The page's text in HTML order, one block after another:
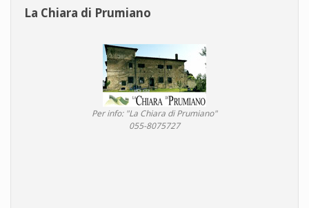
La Chiara di Prumiano
Per info: "La Chiara di Prumiano"
055-8075727